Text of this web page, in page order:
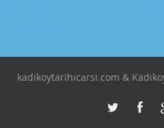
kadikoytarihicarsi.com &